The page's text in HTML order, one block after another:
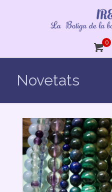
0
Novetats